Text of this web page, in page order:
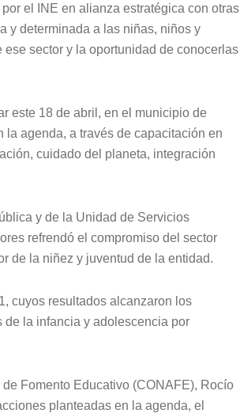
el INE en alianza estratégica con otras
y determinada a las niñas, niños y
sector y la oportunidad de conocerlas
este 18 de abril, en el municipio de
agenda, a través de capacitación en
cuidado del planeta, integración
y de la Unidad de Servicios
refrendó el compromiso del sector
de la niñez y juventud de la entidad.
cuyos resultados alcanzaron los
la infancia y adolescencia por
Fomento Educativo (CONAFE), Rocío
planteadas en la agenda, el